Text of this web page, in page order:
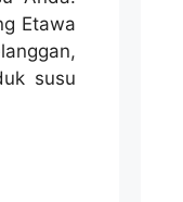
Etawa
susu